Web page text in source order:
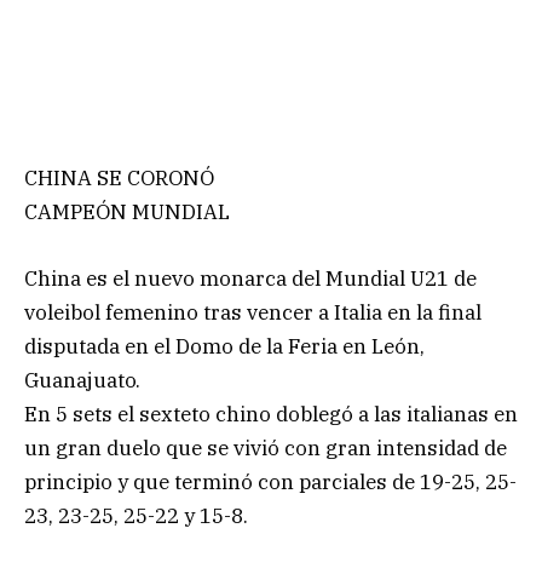
CHINA SE CORONÓ
CAMPEÓN MUNDIAL
China es el nuevo monarca del Mundial U21 de
voleibol femenino tras vencer a Italia en la final
disputada en el Domo de la Feria en León,
Guanajuato.
En 5 sets el sexteto chino doblegó a las italianas en
un gran duelo que se vivió con gran intensidad de
principio y que terminó con parciales de 19-25, 25-
23, 23-25, 25-22 y 15-8.